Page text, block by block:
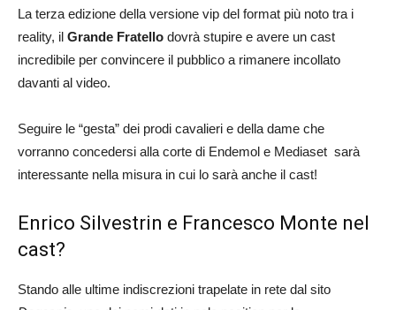
La terza edizione della versione vip del format più noto tra i
reality, il Grande Fratello dovrà stupire e avere un cast
incredibile per convincere il pubblico a rimanere incollato
davanti al video.
Seguire le “gesta” dei prodi cavalieri e della dame che
vorranno concedersi alla corte di Endemol e Mediaset sarà
interessante nella misura in cui lo sarà anche il cast!
Enrico Silvestrin e Francesco Monte nel
cast?
Stando alle ultime indiscrezioni trapelate in rete dal sito